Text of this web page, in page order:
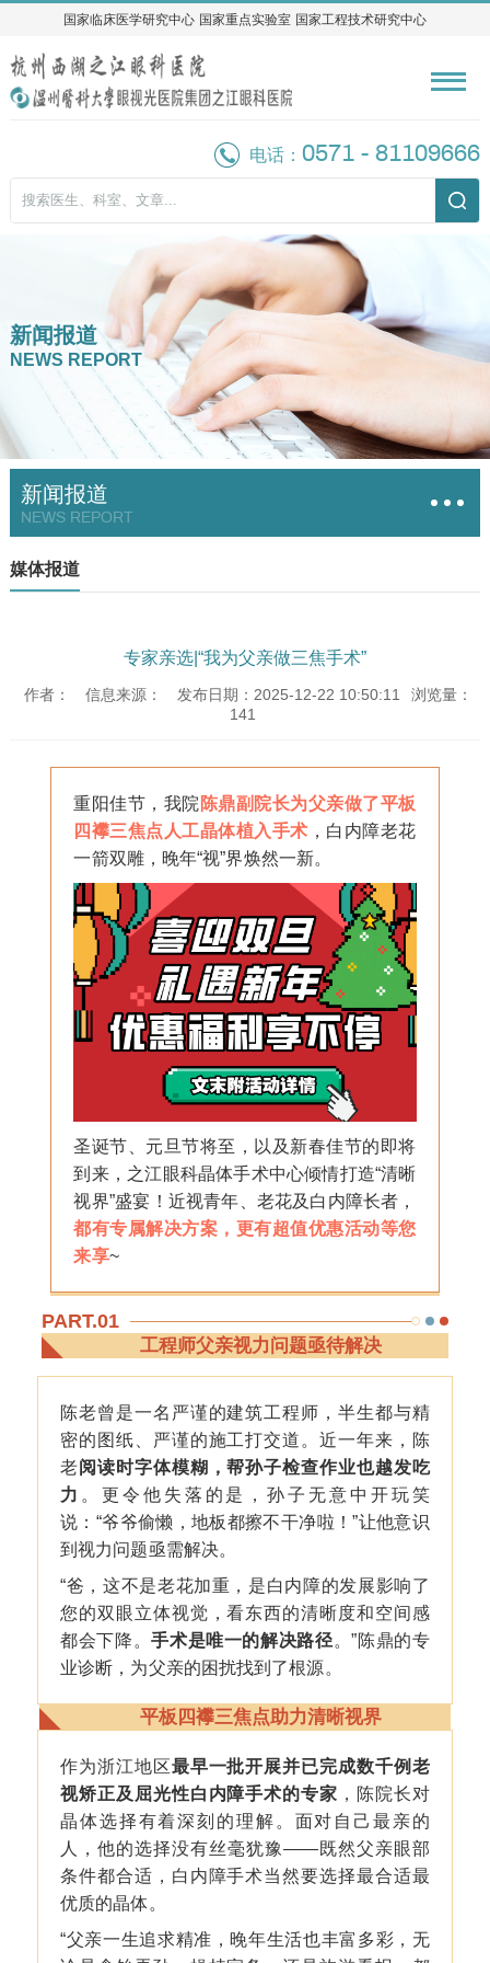
国家临床医学研究中心 国家重点实验室 国家工程技术研究中心
国家临床医学研究中心 国家重点实验室 国家工程技术研究中心
电话：0571 - 81109666
新闻报道
NEWS REPORT
新闻报道
NEWS REPORT
媒体报道
专家亲选|“我为父亲做三焦手术”
作者： 信息来源： 发布日期：2025-12-22 10:50:11
浏览量：
141
重阳佳节，我院 陈鼎副院长为父亲做了平板
四襻三焦点人工晶体植入手术 ，白内障老花
一箭双雕，晚年“视”界焕然一新。
圣诞节、元旦节将至，以及新春佳节的即将
到来，之江眼科晶体手术中心倾情打造“清晰
视界”盛宴！近视青年、老花及白内障长者，
都有专属解决方案，更有超值优惠活动等您
来享~
PART.01
工程师父亲视力问题亟待解决
陈老曾是一名严谨的建筑工程师，半生都与精
密的图纸、严谨的施工打交道。近一年来，陈
老阅读时字体模糊，帮孙子检查作业也越发吃
力 。更令他失落的是，孙子无意中开玩笑
说：“爷爷偷懒，地板都擦不干净啦！”让他意识
到视力问题亟需解决。
“爸，这不是老花加重，是白内障的发展影响了
您的双眼立体视觉，看东西的清晰度和空间感
都会下降。手术是唯一的解决路径。”陈鼎的专
业诊断，为父亲的困扰找到了根源。
平板四襻三焦点助力清晰视界
作为浙江地区最早一批开展并已完成数千例老
视矫正及屈光性白内障手术的专家 ，陈院长对
晶体选择有着深刻的理解。面对自己最亲的
人，他的选择没有丝毫犹豫——既然父亲眼部
条件都合适，白内障手术当然要选择最合适最
优质的晶体。
“父亲一生追求精准，晚年生活也丰富多彩，无